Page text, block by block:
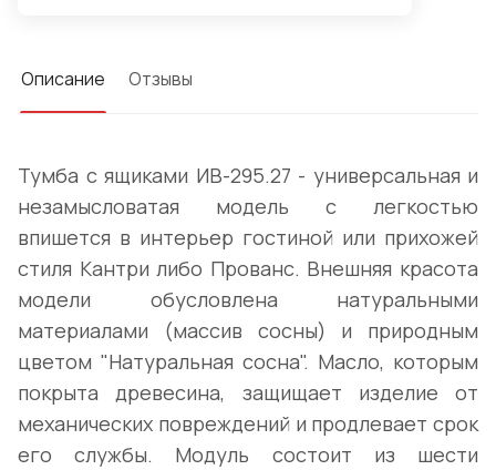
Описание Отзывы
Тумба с ящиками ИВ-295.27 - универсальная и
незамысловатая модель с легкостью
впишется в интерьер гостиной или прихожей
стиля Кантри либо Прованс. Внешняя красота
модели обусловлена натуральными
материалами (массив сосны) и природным
цветом "Натуральная сосна". Масло, которым
покрыта древесина, защищает изделие от
механических повреждений и продлевает срок
его службы. Модуль состоит из шести